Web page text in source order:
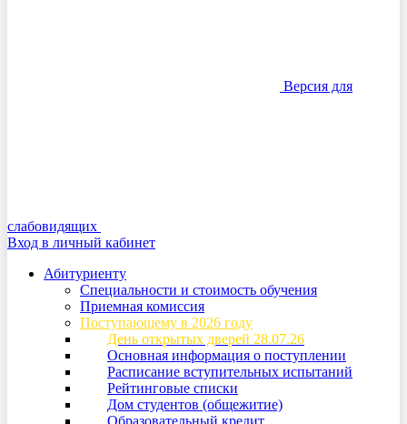
Версия для
слабовидящих
Вход в личный кабинет
Абитуриенту
Специальности и стоимость обучения
Приемная комиссия
Поступающему в 2026 году
День открытых дверей 28.07.26
Основная информация о поступлении
Расписание вступительных испытаний
Рейтинговые списки
Дом студентов (общежитие)
Образовательный кредит